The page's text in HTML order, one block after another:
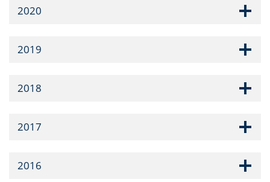
2020
2019
2018
2017
2016